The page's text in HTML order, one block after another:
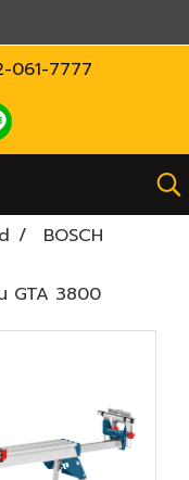
061-7777
BOSCH
GTA 3800